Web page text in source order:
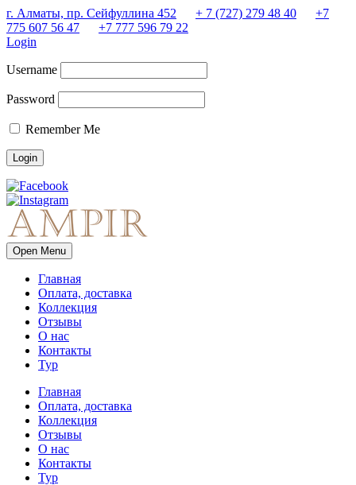
г. Алматы, пр. Сейфуллина 452 + 7 (727) 279 48 40
+7
775 607 56 47
+7 777 596 79 22
Login
Username
Password
Remember Me
Open Menu
Главная
Оплата, доставка
Коллекция
Отзывы
О нас
Контакты
Тур
Главная
Оплата, доставка
Коллекция
Отзывы
О нас
Контакты
Тур